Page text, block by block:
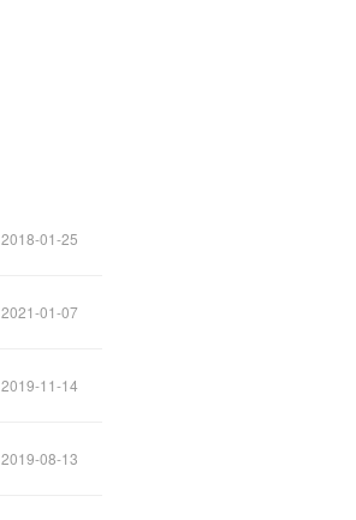
2018-01-25
2021-01-07
2019-11-14
2019-08-13